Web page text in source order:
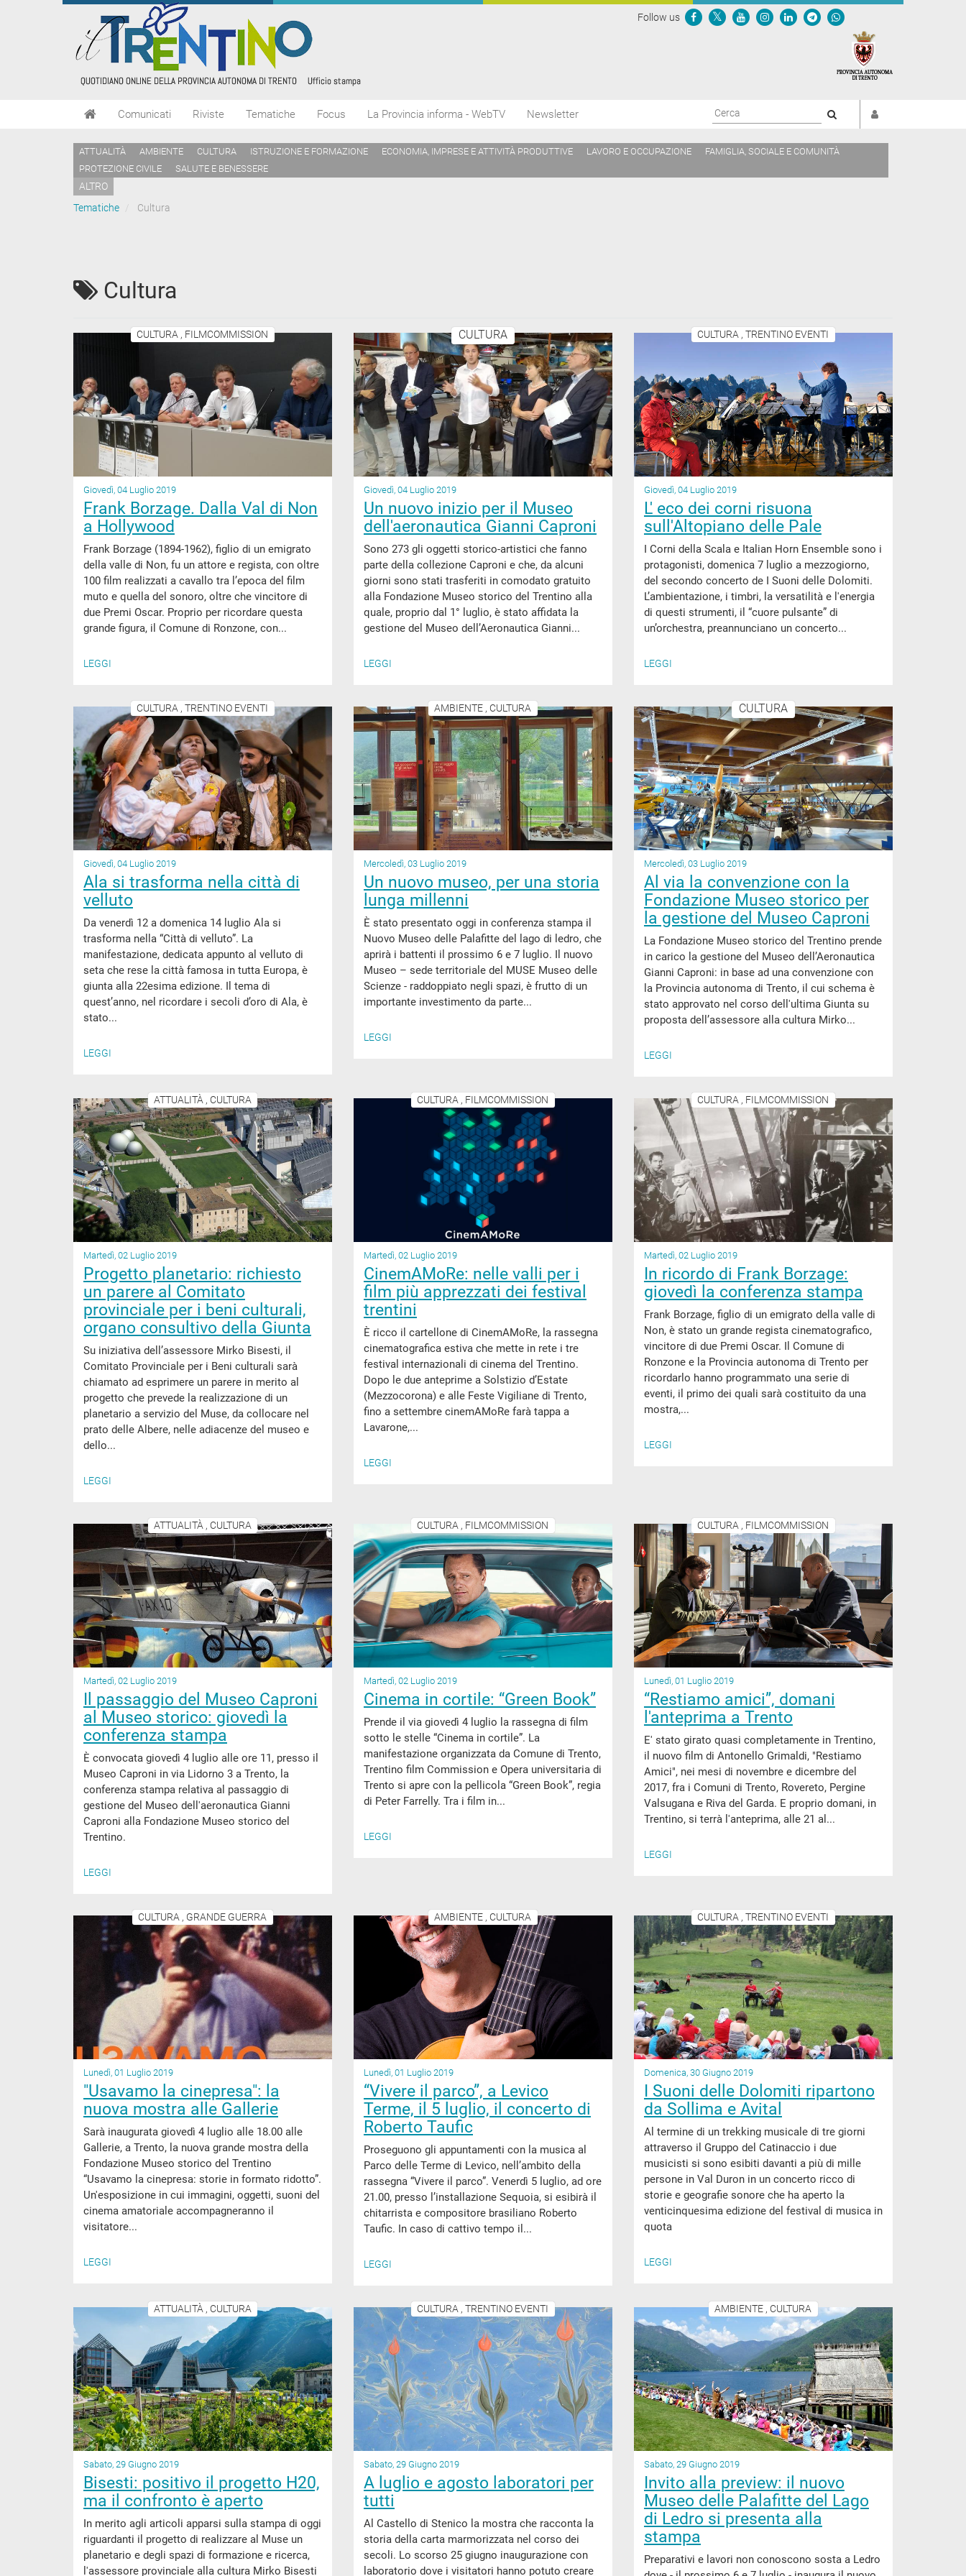
Follow us
Comunicati Riviste Tematiche Focus La Provincia informa - WebTV Newsletter
ATTUALITÀ AMBIENTE CULTURA ISTRUZIONE E FORMAZIONE ECONOMIA, IMPRESE E ATTIVITÀ PRODUTTIVE LAVORO E OCCUPAZIONE
FAMIGLIA, SOCIALE E COMUNITÀ
PROTEZIONE CIVILE
SALUTE E BENESSERE
ALTRO
Tematiche
Cultura
Cultura
CULTURA , FILMCOMMISSION
Giovedì, 04 Luglio 2019
Frank Borzage. Dalla Val di Non
a Hollywood
Frank Borzage (1894-1962), figlio di un emigrato
della valle di Non, fu un attore e regista, con oltre
100 film realizzati a cavallo tra l’epoca del film
muto e quella del sonoro, oltre che vincitore di
due Premi Oscar. Proprio per ricordare questa
grande figura, il Comune di Ronzone, con...
LEGGI
CULTURA
Giovedì, 04 Luglio 2019
Un nuovo inizio per il Museo
dell'aeronautica Gianni Caproni
Sono 273 gli oggetti storico-artistici che fanno
parte della collezione Caproni e che, da alcuni
giorni sono stati trasferiti in comodato gratuito
alla Fondazione Museo storico del Trentino alla
quale, proprio dal 1° luglio, è stato affidata la
gestione del Museo dell’Aeronautica Gianni...
LEGGI
CULTURA , TRENTINO EVENTI
Giovedì, 04 Luglio 2019
L' eco dei corni risuona
sull'Altopiano delle Pale
I Corni della Scala e Italian Horn Ensemble sono i
protagonisti, domenica 7 luglio a mezzogiorno,
del secondo concerto de I Suoni delle Dolomiti.
L’ambientazione, i timbri, la versatilità e l'energia
di questi strumenti, il “cuore pulsante” di
un’orchestra, preannunciano un concerto...
LEGGI
CULTURA , TRENTINO EVENTI
Giovedì, 04 Luglio 2019
Ala si trasforma nella città di
velluto
Da venerdì 12 a domenica 14 luglio Ala si
trasforma nella “Città di velluto”. La
manifestazione, dedicata appunto al velluto di
seta che rese la città famosa in tutta Europa, è
giunta alla 22esima edizione. Il tema di
quest’anno, nel ricordare i secoli d’oro di Ala, è
stato...
LEGGI
AMBIENTE , CULTURA
Mercoledì, 03 Luglio 2019
Un nuovo museo, per una storia
lunga millenni
È stato presentato oggi in conferenza stampa il
Nuovo Museo delle Palafitte del lago di ledro, che
aprirà i battenti il prossimo 6 e 7 luglio. Il nuovo
Museo – sede territoriale del MUSE Museo delle
Scienze - raddoppiato negli spazi, è frutto di un
importante investimento da parte...
LEGGI
CULTURA
Mercoledì, 03 Luglio 2019
Al via la convenzione con la
Fondazione Museo storico per
la gestione del Museo Caproni
La Fondazione Museo storico del Trentino prende
in carico la gestione del Museo dell’Aeronautica
Gianni Caproni: in base ad una convenzione con
la Provincia autonoma di Trento, il cui schema è
stato approvato nel corso dell'ultima Giunta su
proposta dell’assessore alla cultura Mirko...
LEGGI
ATTUALITÀ , CULTURA
Martedì, 02 Luglio 2019
Progetto planetario: richiesto
un parere al Comitato
provinciale per i beni culturali,
organo consultivo della Giunta
Su iniziativa dell’assessore Mirko Bisesti, il
Comitato Provinciale per i Beni culturali sarà
chiamato ad esprimere un parere in merito al
progetto che prevede la realizzazione di un
planetario a servizio del Muse, da collocare nel
prato delle Albere, nelle adiacenze del museo e
dello...
LEGGI
CULTURA , FILMCOMMISSION
Martedì, 02 Luglio 2019
CinemAMoRe: nelle valli per i
film più apprezzati dei festival
trentini
È ricco il cartellone di CinemAMoRe, la rassegna
cinematografica estiva che mette in rete i tre
festival internazionali di cinema del Trentino.
Dopo le due anteprime a Solstizio d’Estate
(Mezzocorona) e alle Feste Vigiliane di Trento,
fino a settembre cinemAMoRe farà tappa a
Lavarone,...
LEGGI
CULTURA , FILMCOMMISSION
Martedì, 02 Luglio 2019
In ricordo di Frank Borzage:
giovedì la conferenza stampa
Frank Borzage, figlio di un emigrato della valle di
Non, è stato un grande regista cinematografico,
vincitore di due Premi Oscar. Il Comune di
Ronzone e la Provincia autonoma di Trento per
ricordarlo hanno programmato una serie di
eventi, il primo dei quali sarà costituito da una
mostra,...
LEGGI
ATTUALITÀ , CULTURA
Martedì, 02 Luglio 2019
Il passaggio del Museo Caproni
al Museo storico: giovedì la
conferenza stampa
È convocata giovedì 4 luglio alle ore 11, presso il
Museo Caproni in via Lidorno 3 a Trento, la
conferenza stampa relativa al passaggio di
gestione del Museo dell'aeronautica Gianni
Caproni alla Fondazione Museo storico del
Trentino.
LEGGI
CULTURA , FILMCOMMISSION
Martedì, 02 Luglio 2019
Cinema in cortile: “Green Book”
Prende il via giovedì 4 luglio la rassegna di film
sotto le stelle “Cinema in cortile”. La
manifestazione organizzata da Comune di Trento,
Trentino film Commission e Opera universitaria di
Trento si apre con la pellicola “Green Book”, regia
di Peter Farrelly. Tra i film in...
LEGGI
CULTURA , FILMCOMMISSION
Lunedì, 01 Luglio 2019
“Restiamo amici”, domani
l'anteprima a Trento
E' stato girato quasi completamente in Trentino,
il nuovo film di Antonello Grimaldi, "Restiamo
Amici", nei mesi di novembre e dicembre del
2017, fra i Comuni di Trento, Rovereto, Pergine
Valsugana e Riva del Garda. E proprio domani, in
Trentino, si terrà l'anteprima, alle 21 al...
LEGGI
CULTURA , GRANDE GUERRA
Lunedì, 01 Luglio 2019
"Usavamo la cinepresa": la
nuova mostra alle Gallerie
Sarà inaugurata giovedì 4 luglio alle 18.00 alle
Gallerie, a Trento, la nuova grande mostra della
Fondazione Museo storico del Trentino
“Usavamo la cinepresa: storie in formato ridotto”.
Un'esposizione in cui immagini, oggetti, suoni del
cinema amatoriale accompagneranno il
visitatore...
LEGGI
AMBIENTE , CULTURA
Lunedì, 01 Luglio 2019
“Vivere il parco”, a Levico
Terme, il 5 luglio, il concerto di
Roberto Taufic
Proseguono gli appuntamenti con la musica al
Parco delle Terme di Levico, nell’ambito della
rassegna “Vivere il parco”. Venerdì 5 luglio, ad ore
21.00, presso l’installazione Sequoia, si esibirà il
chitarrista e compositore brasiliano Roberto
Taufic. In caso di cattivo tempo il...
LEGGI
CULTURA , TRENTINO EVENTI
Domenica, 30 Giugno 2019
I Suoni delle Dolomiti ripartono
da Sollima e Avital
Al termine di un trekking musicale di tre giorni
attraverso il Gruppo del Catinaccio i due
musicisti si sono esibiti davanti a più di mille
persone in Val Duron in un concerto ricco di
storie e geografie sonore che ha aperto la
venticinquesima edizione del festival di musica in
quota
LEGGI
ATTUALITÀ , CULTURA
Sabato, 29 Giugno 2019
Bisesti: positivo il progetto H20,
ma il confronto è aperto
In merito agli articoli apparsi sulla stampa di oggi
riguardanti il progetto di realizzare al Muse un
planetario e degli spazi di formazione e ricerca,
l'assessore provinciale alla cultura Mirko Bisesti
CULTURA , TRENTINO EVENTI
Sabato, 29 Giugno 2019
A luglio e agosto laboratori per
tutti
Al Castello di Stenico la mostra che racconta la
storia della carta marmorizzata nel corso dei
secoli. Lo scorso 25 giugno inaugurazione con
laboratorio dove i visitatori hanno potuto creare
AMBIENTE , CULTURA
Sabato, 29 Giugno 2019
Invito alla preview: il nuovo
Museo delle Palafitte del Lago
di Ledro si presenta alla
stampa
Preparativi e lavori non conoscono sosta a Ledro